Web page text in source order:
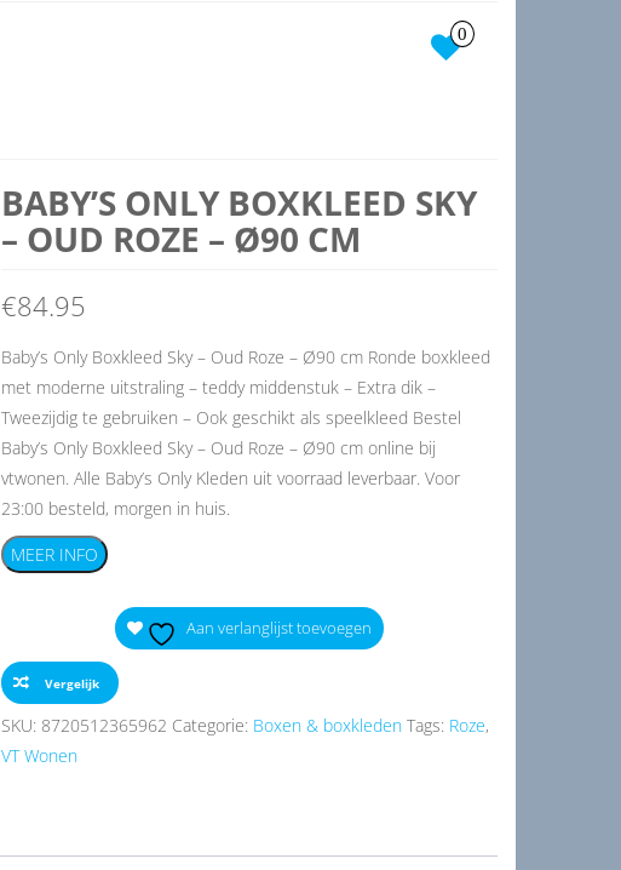
0
BABY’S ONLY BOXKLEED SKY
– OUD ROZE – Ø90 CM
€84.95
Baby’s Only Boxkleed Sky – Oud Roze – Ø90 cm Ronde boxkleed
met moderne uitstraling – teddy middenstuk – Extra dik –
Tweezijdig te gebruiken – Ook geschikt als speelkleed Bestel
Baby’s Only Boxkleed Sky – Oud Roze – Ø90 cm online bij
vtwonen. Alle Baby’s Only Kleden uit voorraad leverbaar. Voor
23:00 besteld, morgen in huis.
MEER INFO
Aan verlanglijst toevoegen
Vergelijk
SKU: 8720512365962 Categorie: Boxen & boxkleden Tags: Roze,
VT Wonen